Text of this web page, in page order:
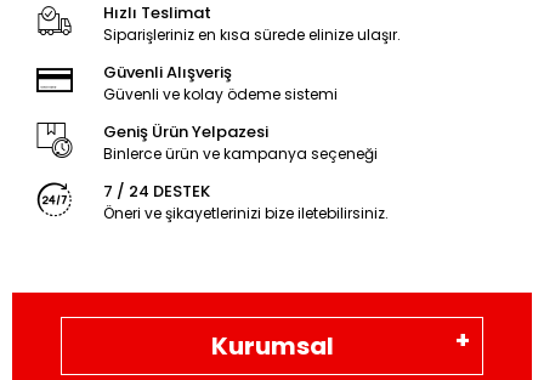
Hızlı Teslimat
Siparişleriniz en kısa sürede elinize ulaşır.
Güvenli Alışveriş
Güvenli ve kolay ödeme sistemi
Geniş Ürün Yelpazesi
Binlerce ürün ve kampanya seçeneği
7 / 24 DESTEK
Öneri ve şikayetlerinizi bize iletebilirsiniz.
Kurumsal